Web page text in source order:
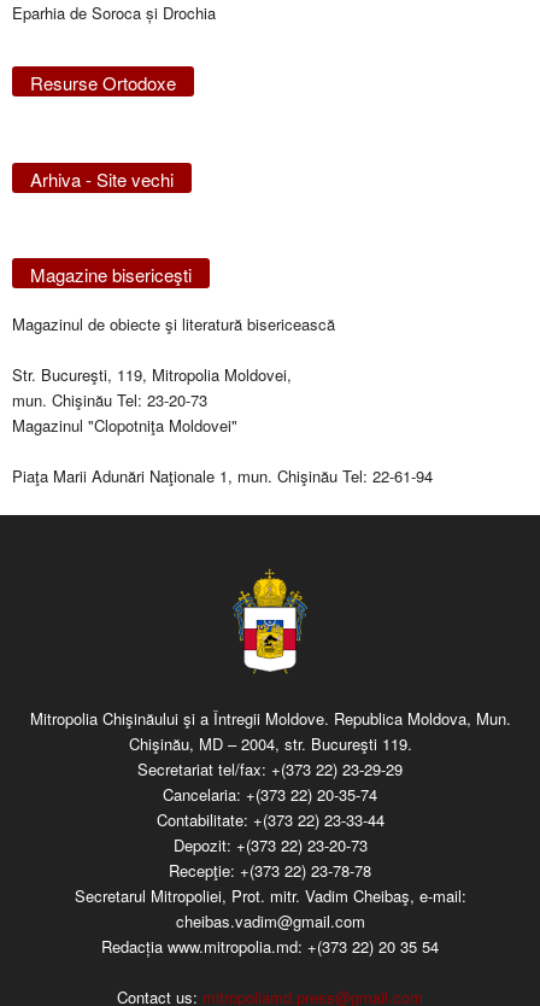
Eparhia de Soroca și Drochia
Resurse Ortodoxe
Arhiva - Site vechi
Magazine bisericeşti
Magazinul de obiecte şi literatură bisericească
Str. Bucureşti, 119, Mitropolia Moldovei,
mun. Chişinău Tel: 23-20-73
Magazinul "Clopotniţa Moldovei"
Piaţa Marii Adunări Naţionale 1, mun. Chişinău Tel: 22-61-94
Mitropolia Chişinăului şi a Întregii Moldove. Republica Moldova, Mun.
Chişinău, MD – 2004, str. Bucureşti 119.
Secretariat tel/fax: +(373 22) 23-29-29
Cancelaria: +(373 22) 20-35-74
Contabilitate: +(373 22) 23-33-44
Depozit: +(373 22) 23-20-73
Recepţie: +(373 22) 23-78-78
Secretarul Mitropoliei, Prot. mitr. Vadim Cheibaş, e-mail:
cheibas.vadim@gmail.com
Redacția www.mitropolia.md: +(373 22) 20 35 54
Contact us: mitropoliamd.press@gmail.com